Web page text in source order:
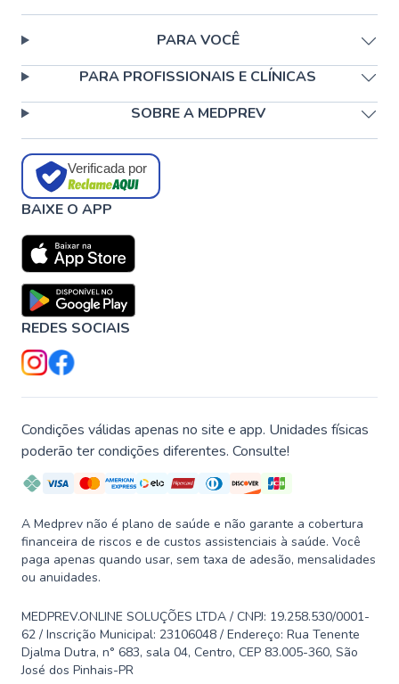
PARA VOCÊ
PARA PROFISSIONAIS E CLÍNICAS
SOBRE A MEDPREV
Verificada por
BAIXE O APP
REDES SOCIAIS
Condições válidas apenas no site e app. Unidades físicas
poderão ter condições diferentes. Consulte!
A Medprev não é plano de saúde e não garante a cobertura
financeira de riscos e de custos assistenciais à saúde. Você
paga apenas quando usar, sem taxa de adesão, mensalidades
ou anuidades.
MEDPREV.ONLINE SOLUÇÕES LTDA / CNPJ: 19.258.530/0001-
62 / Inscrição Municipal: 23106048 / Endereço: Rua Tenente
Djalma Dutra, n° 683, sala 04, Centro, CEP 83.005-360, São
José dos Pinhais-PR